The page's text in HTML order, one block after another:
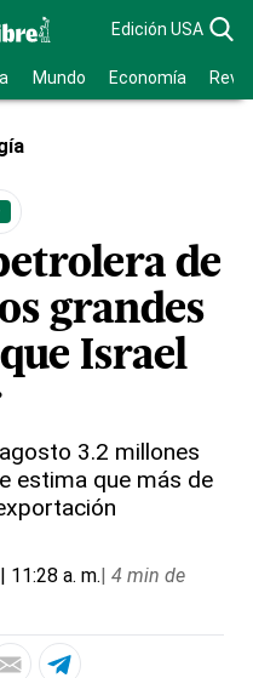
Edición USA
Mundo Economía
de
grandes
Israel
3.2 millones
estima que más de
11:28 a. m.| 4 min de